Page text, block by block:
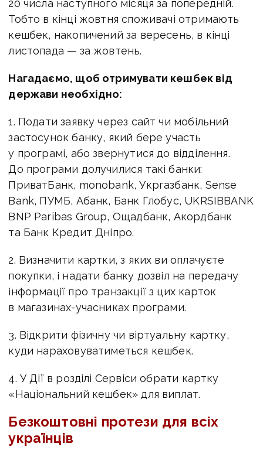
20 числа наступного місяця за попередній.
Тобто в кінці жовтня споживачі отримають
кешбек, накопичений за вересень, в кінці
листопада — за жовтень.
Нагадаємо, щоб отримувати кешбек від
держави необхідно:
1. Подати заявку через сайт чи мобільний
застосунок банку, який бере участь
у програмі, або звернутися до відділення.
До програми долучилися такі банки:
ПриватБанк, monobank, Укргазбанк, Sense
Bank, ПУМБ, Абанк, Банк Глобус, UKRSIBBANK
BNP Paribas Group, Ощадбанк, Акордбанк
та Банк Кредит Дніпро.
2. Визначити картки, з яких ви оплачуєте
покупки, і надати банку дозвіл на передачу
інформації про транзакції з цих карток
в магазинах-учасниках програми.
3. Відкрити фізичну чи віртуальну картку,
куди нараховуватиметься кешбек.
4. У Дії в розділі Сервіси обрати картку
«Національний кешбек» для виплат.
Безкоштовні протези для всіх
українців